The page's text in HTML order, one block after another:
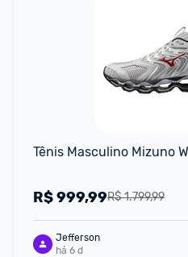
Tênis Masculino Mizuno
R$ 1.799,99
R$999,99
Jefferson
há 6 d